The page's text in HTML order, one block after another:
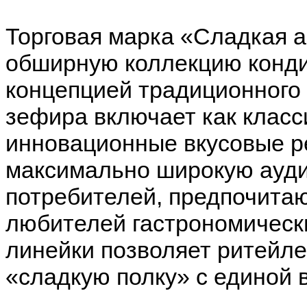
Торговая марка «Сладкая
обширную коллекцию
концепцией
зефира включает как
инновационные вкусовые
максимально широкую
потребителей,
любителей
линейки позволяет
«сладкую полку» с единой